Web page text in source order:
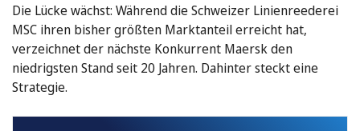
Die Lücke wächst: Während die Schweizer Linienreederei
MSC ihren bisher größten Marktanteil erreicht hat,
verzeichnet der nächste Konkurrent Maersk den
niedrigsten Stand seit 20 Jahren. Dahinter steckt eine
Strategie.